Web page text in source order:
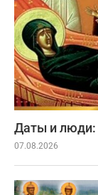
Даты и люди:
07.08.2026